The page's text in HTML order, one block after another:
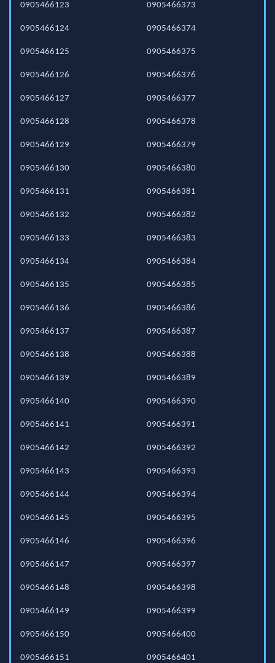
0905466123
0905466124
0905466125
0905466126
0905466127
0905466128
0905466129
0905466130
0905466131
0905466132
0905466133
0905466134
0905466135
0905466136
0905466137
0905466138
0905466139
0905466140
0905466141
0905466142
0905466143
0905466144
0905466145
0905466146
0905466147
0905466148
0905466149
0905466150
0905466151
0905466373
0905466374
0905466375
0905466376
0905466377
0905466378
0905466379
0905466380
0905466381
0905466382
0905466383
0905466384
0905466385
0905466386
0905466387
0905466388
0905466389
0905466390
0905466391
0905466392
0905466393
0905466394
0905466395
0905466396
0905466397
0905466398
0905466399
0905466400
0905466401